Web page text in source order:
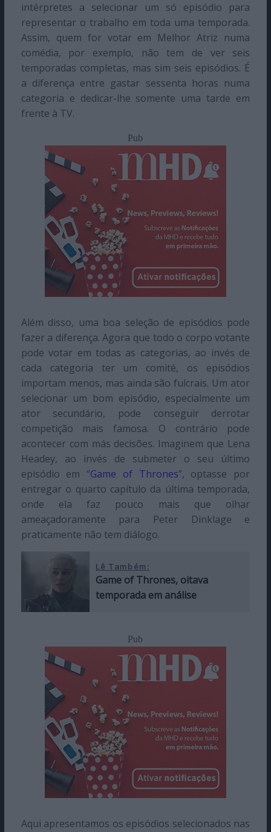
intérpretes a selecionar um só episódio para
representar o trabalho em toda uma temporada.
Assim, quem for votar em Melhor Atriz numa
comédia, por exemplo, não tem de ver seis
temporadas completas, mas sim seis episódios. É
a diferença entre gastar sessenta horas numa
categoria e dedicar-lhe somente uma tarde em
frente à TV.
Pub
Além disso, uma boa seleção de episódios pode
fazer a diferença. Agora que todo o corpo votante
pode votar em todas as categorias, ao invés de
cada categoria ter um comité, os episódios
importam menos, mas ainda são fulcrais. Um ator
selecionar um bom episódio, especialmente um
ator secundário, pode conseguir derrotar
competição mais famosa. O contrário pode
acontecer com más decisões. Imaginem que Lena
Headey, ao invés de submeter o seu último
episódio em “Game of Thrones”, optasse por
entregar o quarto capítulo da última temporada,
onde ela faz pouco mais que olhar
ameaçadoramente para Peter Dinklage e
praticamente não tem diálogo.
Lê Também:
Game of Thrones, oitava
temporada em análise
Pub
Aqui apresentamos os episódios selecionados nas